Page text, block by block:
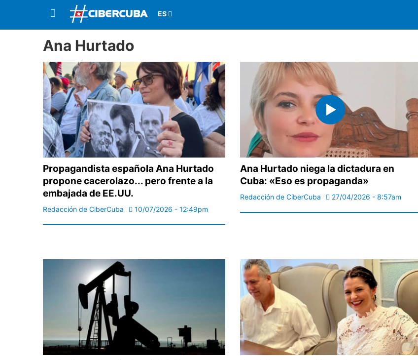
Ana Hurtado
Propagandista española Ana Hurtado
propone cacerolazo... pero frente a la
embajada de EE.UU.
Redacción de CiberCuba 10/07/2026 - 12:49pm
Ana Hurtado niega la dictadura en
Cuba: «Eso es propaganda»
Redacción de CiberCuba 27/04/2026 - 8:57am